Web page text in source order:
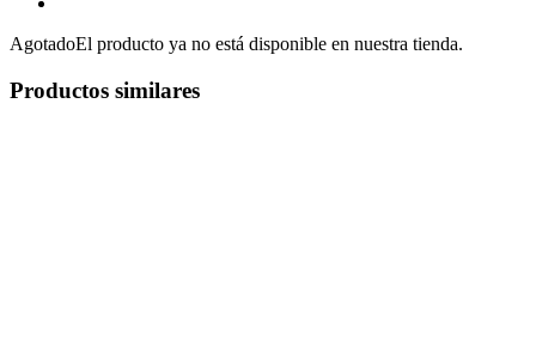
AgotadoEl producto ya no está disponible en nuestra tienda.
Productos similares